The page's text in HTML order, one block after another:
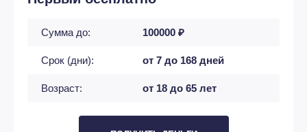
Сумма до: 100000 ₽
Срок (дни): от 7 до 168 дней
Возраст: от 18 до 65 лет